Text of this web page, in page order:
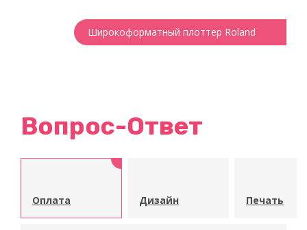
Широкоформатный плоттер Roland
Вопрос-Ответ
Оплата Дизайн Печать